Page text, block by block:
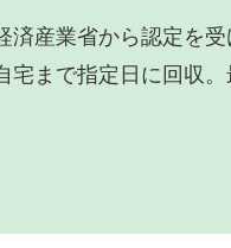
済産業省から認定を
宅まで指定日に回収。